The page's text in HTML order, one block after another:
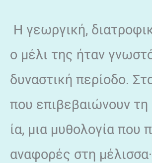
Η γεωργική,
ο μέλι της ήταν
δυναστική περίοδο.
που επιβεβαιώνουν
ία, μια μυθολογία που
αναφορές στη